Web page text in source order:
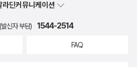
라딘커뮤니케이션
신자 부담) 1544-2514
FAQ